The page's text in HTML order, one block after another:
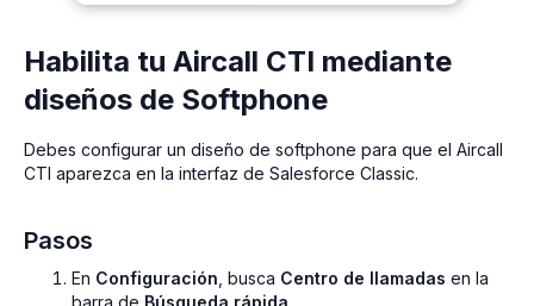
Habilita tu Aircall CTI mediante
diseños de Softphone
Debes configurar un diseño de softphone para que el Aircall
CTI aparezca en la interfaz de Salesforce Classic.
Pasos
En Configuración , busca Centro de llamadas en la